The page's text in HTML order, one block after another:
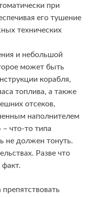
при
его тушение
технических
и небольшой
может быть
корабля,
топлива, а также
отсеков,
наполнителем
что-то типа
не должен тонуть.
Разве что